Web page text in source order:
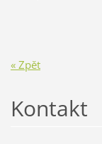
« Zpět
Kontakt